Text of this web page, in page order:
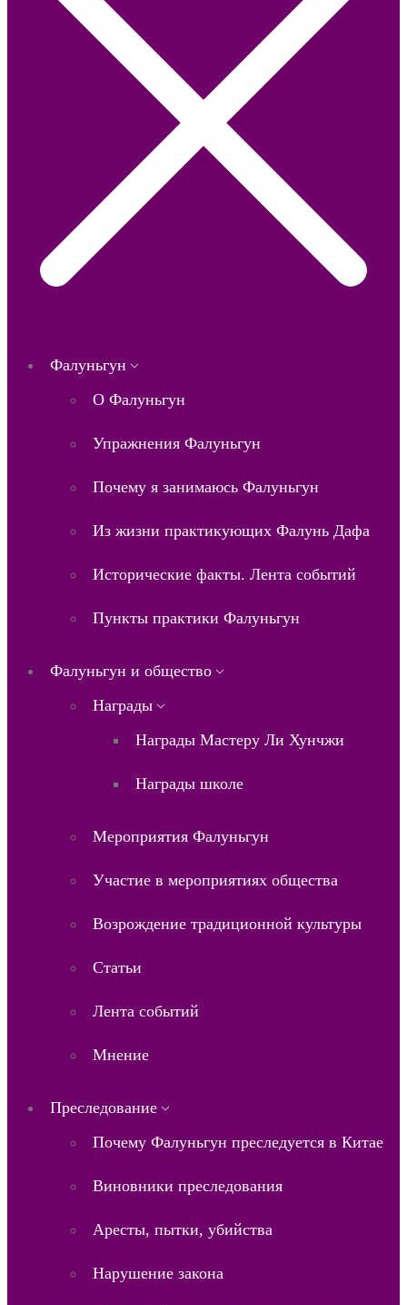
Фалуньгун
О Фалуньгун
Упражнения Фалуньгун
Почему я занимаюсь Фалуньгун
Из жизни практикующих Фалунь Дафа
Исторические факты. Лента событий
Пункты практики Фалуньгун
Фалуньгун и общество
Награды
Награды Мастеру Ли Хунчжи
Награды школе
Мероприятия Фалуньгун
Участие в мероприятиях общества
Возрождение традиционной культуры
Статьи
Лента событий
Мнение
Преследование
Почему Фалуньгун преследуется в Китае
Виновники преследования
Аресты, пытки, убийства
Нарушение закона